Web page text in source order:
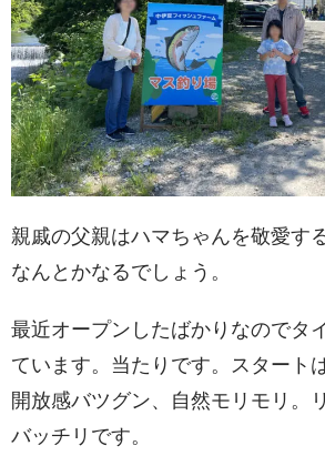
親戚の父親はハマちゃんを敬愛す
なんとかなるでしょう。
最近オープンしたばかりなのでタ
ています。当たりです。スタート
開放感バツグン、自然モリモリ。
バッチリです。